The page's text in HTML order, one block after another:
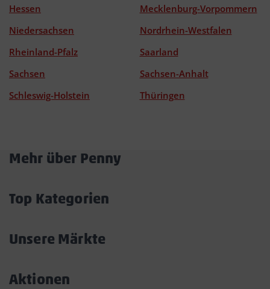
Hessen
Mecklenburg-Vorpommern
Niedersachsen
Nordrhein-Westfalen
Rheinland-Pfalz
Saarland
Sachsen
Sachsen-Anhalt
Schleswig-Holstein
Thüringen
Mehr über Penny
Top Kategorien
Unsere Märkte
Aktionen